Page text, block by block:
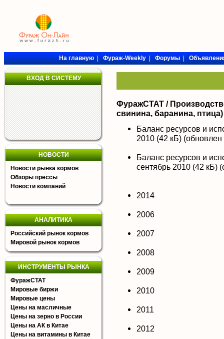
На главную|Фураж-Weekly|Форумы|
ВХОД В СИСТЕМУ
НОВОСТИ
Новости рынка кормов
Обзоры прессы
Новости компаний
АНАЛИТИКА
Российский рынок кормов
Мировой рынок кормов
ИНСТРУМЕНТЫ РЫНКА
ФуражСТАТ
Мировые биржи
Мировые цены
Цены на масличные
Цены на зерно в России
Цены на АК в Китае
Цены на витамины в Китае
ФуражСТАТ /
свинина, баранина, птица)
Баланс ресурсов и
2010 (42 кБ)
Баланс ресурсов и
сентябрь 2010 (42 кБ)
2014
2006
2007
2008
2009
2010
2011
2012